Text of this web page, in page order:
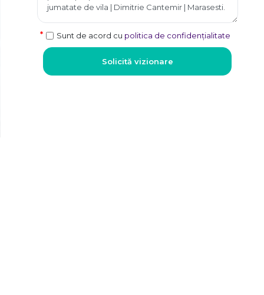
Sunt de acord cu politica de confidențialitate
Solicită vizionare